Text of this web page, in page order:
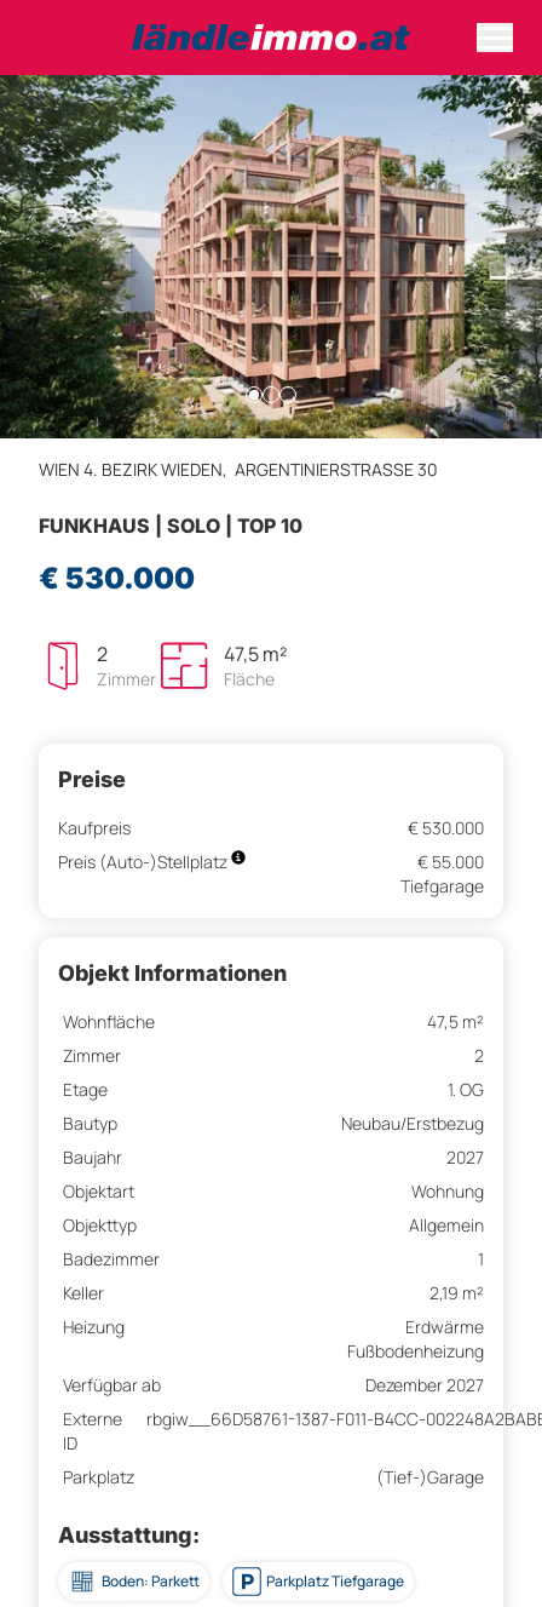
WIEN 4. BEZIRK WIEDEN, ARGENTINIERSTRASSE 30
FUNKHAUS | SOLO | TOP 10
€ 530.000
2
Zimmer
47,5 m²
Fläche
Preise
Kaufpreis
€ 530.000
Preis (Auto-)Stellplatz
€ 55.000
Tiefgarage
Objekt Informationen
Wohnfläche
47,5 m²
Zimmer
2
Etage
1. OG
Bautyp
Neubau/Erstbezug
Baujahr
2027
Objektart
Wohnung
Objekttyp
Allgemein
Badezimmer
1
Keller
2,19 m²
Heizung
Erdwärme
Fußbodenheizung
Verfügbar ab
Dezember 2027
Externe
ID
rbgiw__66D58761-1387-F011-B4CC-
Parkplatz (Tief-)Garage
Ausstattung:
Boden: Parkett Parkplatz Tiefgarage